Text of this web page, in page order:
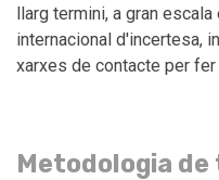
llarg termini, a gran
internacional d'incertesa,
xarxes de contacte per
Metodologia